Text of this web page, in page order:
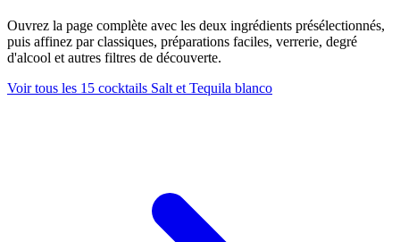
Ouvrez la page complète avec les deux ingrédients présélectionnés,
puis affinez par classiques, préparations faciles, verrerie, degré
d'alcool et autres filtres de découverte.
Voir tous les 15 cocktails Salt et Tequila blanco